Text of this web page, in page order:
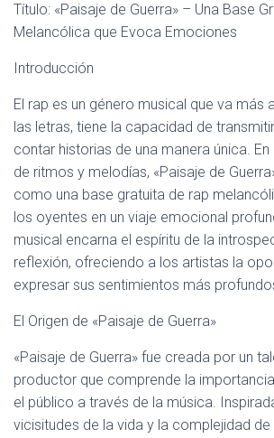
Título: «Paisaje de Guerra» – Una Base
Melancólica que Evoca Emociones
Introducción
El rap es un género musical que va más
las letras, tiene la capacidad de
contar historias de una manera única.
de ritmos y melodías, «Paisaje de
como una base gratuita de rap
los oyentes en un viaje emocional
musical encarna el espíritu de la
reflexión, ofreciendo a los artistas la
expresar sus sentimientos más
El Origen de «Paisaje de Guerra»
«Paisaje de Guerra» fue creada por un
productor que comprende la
el público a través de la música.
vicisitudes de la vida y la complejidad